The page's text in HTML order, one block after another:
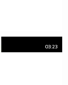
03:23